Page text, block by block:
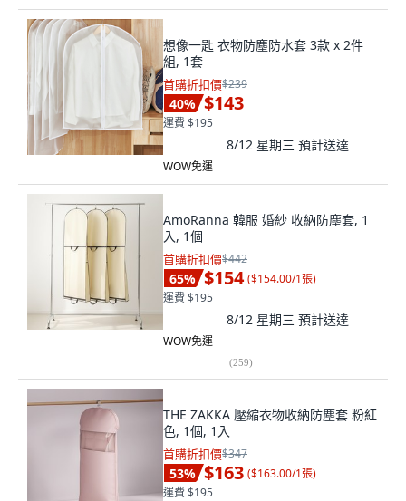
想像一匙 衣物防塵防水套 3款 x 2件
組, 1套
首購折扣價$239
40% $143
運費 $195
8/12 星期三 預計送達
WOW免運
AmoRanna 韓服 婚紗 收納防塵套, 1
入, 1個
首購折扣價$442
65% $154 ($154.00/1張)
運費 $195
8/12 星期三 預計送達
WOW免運
(259)
THE ZAKKA 壓縮衣物收納防塵套 粉紅
色, 1個, 1入
首購折扣價$347
53% $163 ($163.00/1張)
運費 $195